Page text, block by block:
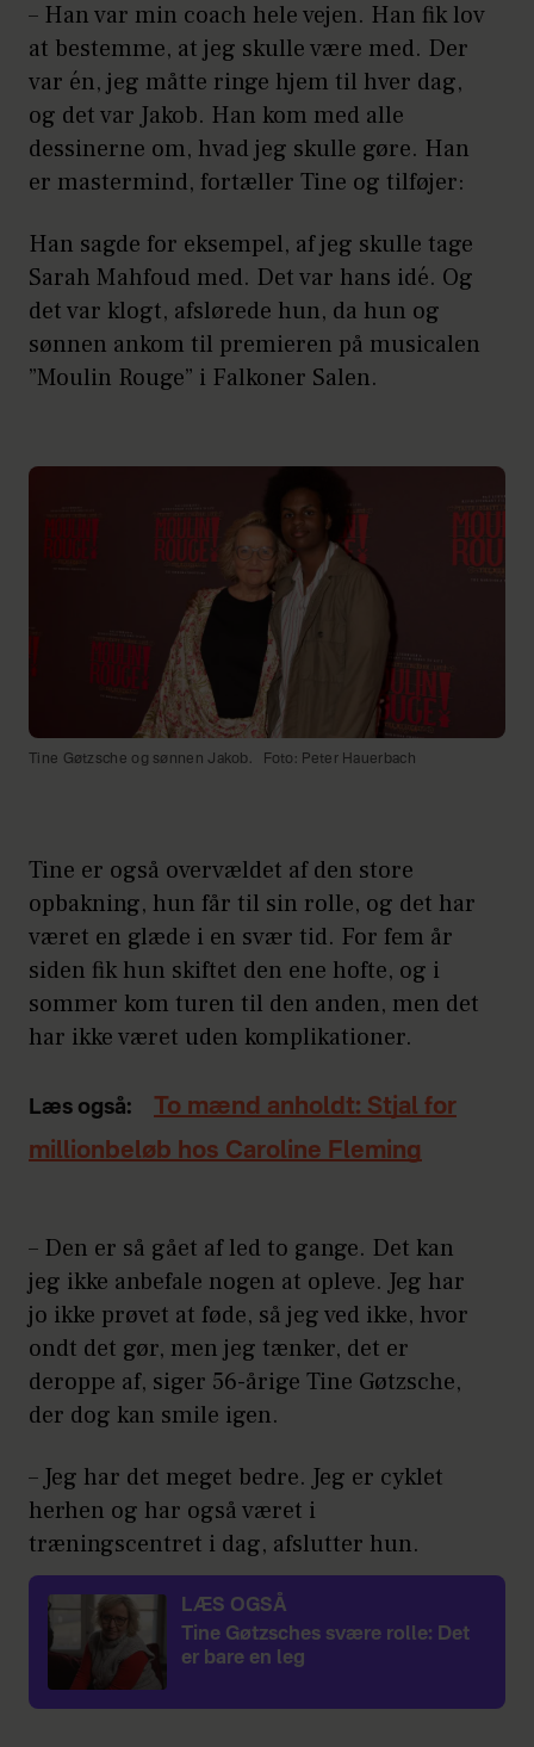
– Han var min coach hele vejen. Han fik lov
at bestemme, at jeg skulle være med. Der
var én, jeg måtte ringe hjem til hver dag,
og det var Jakob. Han kom med alle
dessinerne om, hvad jeg skulle gøre. Han
er mastermind, fortæller Tine og tilføjer:
Han sagde for eksempel, af jeg skulle tage
Sarah Mahfoud med. Det var hans idé. Og
det var klogt, afslørede hun, da hun og
sønnen ankom til premieren på musicalen
”Moulin Rouge” i Falkoner Salen.
Tine Gøtzsche og sønnen Jakob. Foto: Peter Hauerbach
Tine er også overvældet af den store
opbakning, hun får til sin rolle, og det har
været en glæde i en svær tid. For fem år
siden fik hun skiftet den ene hofte, og i
sommer kom turen til den anden, men det
har ikke været uden komplikationer.
Læs også:
To mænd anholdt: Stjal for
millionbeløb hos Caroline Fleming
– Den er så gået af led to gange. Det kan
jeg ikke anbefale nogen at opleve. Jeg har
jo ikke prøvet at føde, så jeg ved ikke, hvor
ondt det gør, men jeg tænker, det er
deroppe af, siger 56-årige Tine Gøtzsche,
der dog kan smile igen.
– Jeg har det meget bedre. Jeg er cyklet
herhen og har også været i
træningscentret i dag, afslutter hun.
LÆS OGSÅ
Tine Gøtzsches svære rolle: Det
er bare en leg